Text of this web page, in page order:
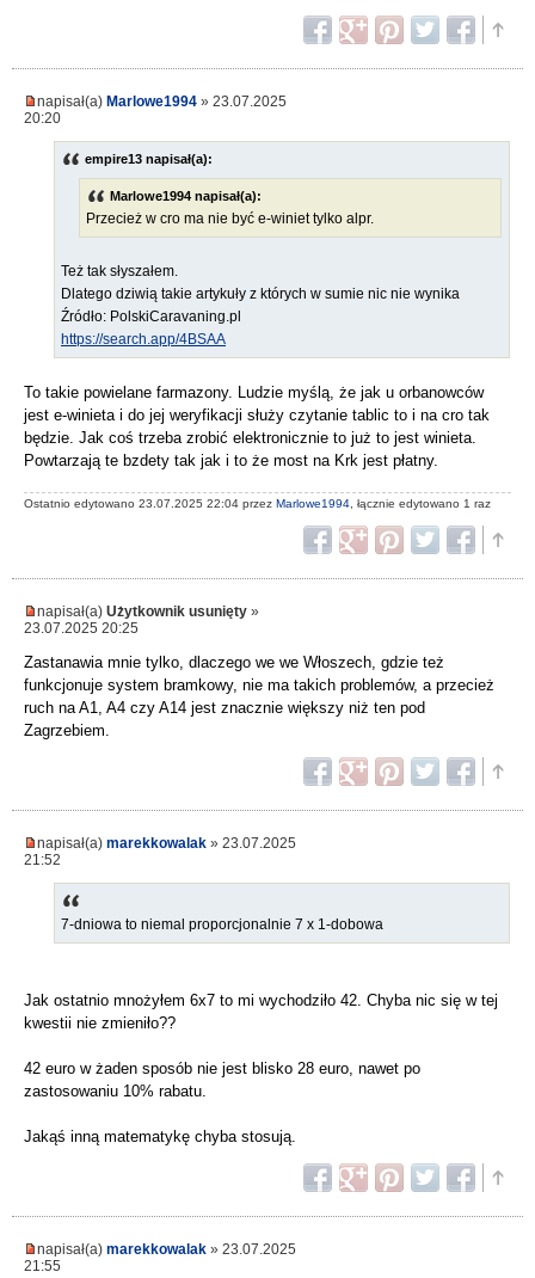
napisał(a) Marlowe1994 » 23.07.2025
20:20
empire13 napisał(a):
Marlowe1994 napisał(a):
Przecież w cro ma nie być e-winiet tylko alpr.
Też tak słyszałem.
Dlatego dziwią takie artykuły z których w sumie nic nie wynika
Źródło: PolskiCaravaning.pl
https://search.app/4BSAA
To takie powielane farmazony. Ludzie myślą, że jak u orbanowców
jest e-winieta i do jej weryfikacji służy czytanie tablic to i na cro tak
będzie. Jak coś trzeba zrobić elektronicznie to już to jest winieta.
Powtarzają te bzdety tak jak i to że most na Krk jest płatny.
Ostatnio edytowano 23.07.2025 22:04 przez Marlowe1994 , łącznie edytowano 1 raz
napisał(a) Użytkownik usunięty »
23.07.2025 20:25
Zastanawia mnie tylko, dlaczego we we Włoszech, gdzie też
funkcjonuje system bramkowy, nie ma takich problemów, a przecież
ruch na A1, A4 czy A14 jest znacznie większy niż ten pod
Zagrzebiem.
napisał(a) marekkowalak » 23.07.2025
21:52
7-dniowa to niemal proporcjonalnie 7 x 1-dobowa
Jak ostatnio mnożyłem 6x7 to mi wychodziło 42. Chyba nic się w tej
kwestii nie zmieniło??
42 euro w żaden sposób nie jest blisko 28 euro, nawet po
zastosowaniu 10% rabatu.
Jakąś inną matematykę chyba stosują.
napisał(a) marekkowalak » 23.07.2025
21:55